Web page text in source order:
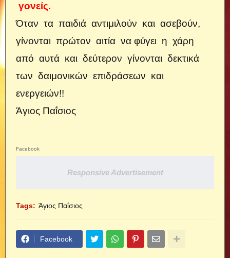
γονείς.
Όταν τα παιδιά αντιμιλούν και ασεβούν,
γίνονται πρώτον αιτία να φύγει η χάρη
από αυτά και δεύτερον γίνονται δεκτικά
των δαιμονικών επιδράσεων και
ενεργειών!!
Άγιος Παΐσιος
Facebook
Responsive Advertisement
Tags: Άγιος Παΐσιος
Facebook